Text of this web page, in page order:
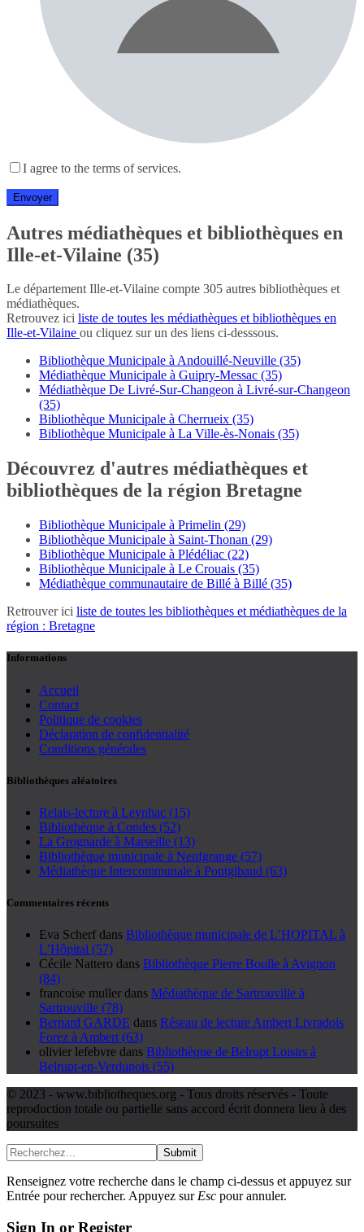
I agree to the terms of services.
Autres médiathèques et bibliothèques en
Ille-et-Vilaine (35)
Le département Ille-et-Vilaine compte 305 autres bibliothèques et
médiathèques.
Retrouvez ici liste de toutes les médiathèques et bibliothèques en
Ille-et-Vilaine ou cliquez sur un des liens ci-desssous.
Bibliothèque Municipale à Andouillé-Neuville (35)
Médiathèque Municipale à Guipry-Messac (35)
Médiathèque De Livré-Sur-Changeon à Livré-sur-Changeon
(35)
Bibliothèque Municipale à Cherrueix (35)
Bibliothèque Municipale à La Ville-ès-Nonais (35)
Découvrez d'autres médiathèques et
bibliothèques de la région Bretagne
Bibliothèque Municipale à Primelin (29)
Bibliothèque Municipale à Saint-Thonan (29)
Bibliothèque Municipale à Plédéliac (22)
Bibliothèque Municipale à Le Crouais (35)
Médiathèque communautaire de Billé à Billé (35)
Retrouver ici liste de toutes les bibliothèques et médiathèques de la
région : Bretagne
Informations
Accueil
Contact
Politique de cookies
Déclaration de confidentialité
Conditions générales
Bibliothèques aléatoires
Relais-lecture à Leynhac (15)
Bibliothèque à Condes (52)
La Grognarde à Marseille (13)
Bibliothèque municipale à Neufgrange (57)
Médiathèque Intercommunale à Pontgibaud (63)
Commentaires récents
Eva Scherf dans Bibliothèque municipale de L’HOPITAL à
L’Hôpital (57)
Cécile Nattero dans Bibliothèque Pierre Boulle à Avignon
(84)
francoise muller dans Médiathèque de Sartrouville à
Sartrouville (78)
Bernard GARDE dans Réseau de lecture Ambert Livradois
Forez à Ambert (63)
olivier lefebvre dans Bibliothèque de Belrupt Loisirs à
Belrupt-en-Verdunois (55)
© 2023 - www.bibliotheques.org - Tous droits réservés - Toute
reproduction totale ou partielle sans accord écrit donnera lieu à des
poursuites
Submit
Renseignez votre recherche dans le champ ci-dessus et appuyez sur
Entrée pour rechercher. Appuyez sur Esc pour annuler.
Sign In or Register